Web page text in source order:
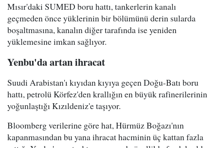
Mısır'daki SUMED boru hattı, tankerlerin kanalı
geçmeden önce yüklerinin bir bölümünü derin sularda
boşaltmasına, kanalın diğer tarafında ise yeniden
yüklemesine imkan sağlıyor.
Yenbu'da artan ihracat
Suudi Arabistan'ı kıyıdan kıyıya geçen Doğu-Batı boru
hattı, petrolü Körfez'den krallığın en büyük rafinerilerinin
yoğunlaştığı Kızıldeniz'e taşıyor.
Bloomberg verilerine göre hat, Hürmüz Boğazı'nın
kapanmasından bu yana ihracat hacminin üç kattan fazla